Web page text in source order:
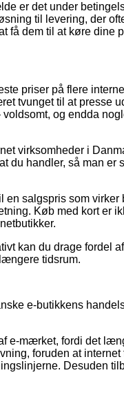
er det under
til levering, der
få dem til at køre dine
priser på flere
tvunget til at presse
og endda
virksomheder i
du handler, så man er
en salgspris som virker
Køb med kort er
kan du drage fordel
tidsrum.
e-butikkens
e-mærket, fordi det
foruden at internet
Desuden